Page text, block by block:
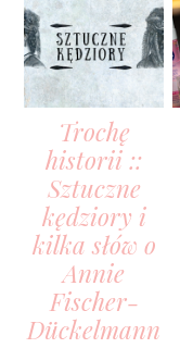
Trochę
historii ::
Sztuczne
kędziory i
kilka słów o
Annie
Fischer-
Dückelmann